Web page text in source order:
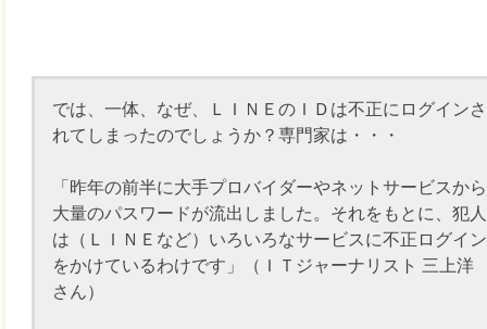
では、一体、なぜ、ＬＩＮＥのＩＤは不正にログインさ
れてしまったのでしょうか？専門家は・・・
「昨年の前半に大手プロバイダーやネットサービスから
大量のパスワードが流出しました。それをもとに、犯人
は（ＬＩＮＥなど）いろいろなサービスに不正ログイン
をかけているわけです」（ＩＴジャーナリスト 三上洋
さん）